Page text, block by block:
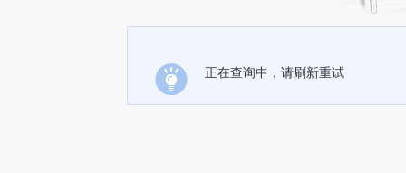
正在查询中，请刷新重试